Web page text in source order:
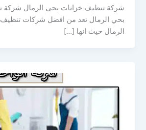
شركة تنظيف خزانات بحي الرمال شركة
بحي الرمال تعد من افضل شركات
الرمال حيث انها […]